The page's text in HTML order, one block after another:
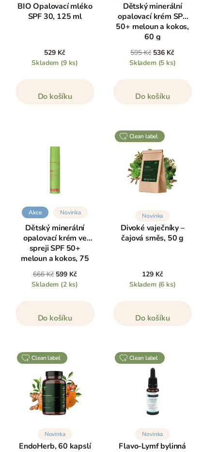
BIO Opalovací mléko
SPF 30, 125 ml
529 Kč
Skladem (9 ks)
Do košíku
Dětský minerální
opalovací krém SPF
50+ meloun a kokos,
60 g
595 Kč 536 Kč
Skladem (5 ks)
Do košíku
Akce Novinka
Dětský minerální
opalovací krém ve
spreji SPF 50+
meloun a kokos, 75
ml
666 Kč 599 Kč
Skladem (2 ks)
Do košíku
clean label
Novinka
Divoké vaječníky –
čajová směs, 50 g
129 Kč
Skladem (6 ks)
Do košíku
clean label
Novinka
EndoHerb, 60 kapslí
clean label
Novinka
Flavo-Lymf bylinná